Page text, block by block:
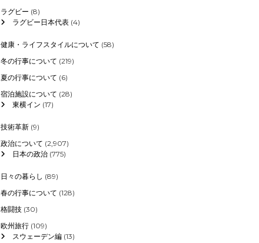
ラグビー (8)
ラグビー日本代表 (4)
健康・ライフスタイルについて (58)
冬の行事について (219)
夏の行事について (6)
宿泊施設について (28)
東横イン (17)
技術革新 (9)
政治について (2,907)
日本の政治 (775)
日々の暮らし (89)
春の行事について (128)
格闘技 (30)
欧州旅行 (109)
スウェーデン編 (13)